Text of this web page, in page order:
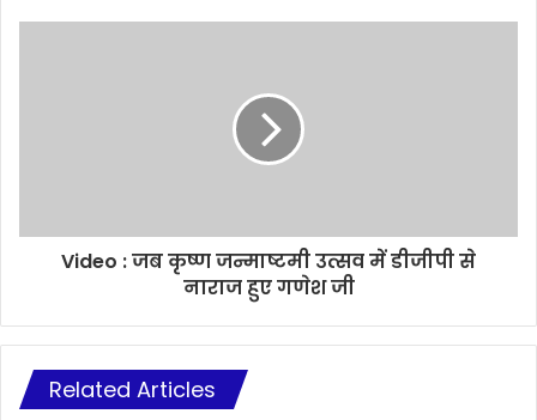
Video : जब कृष्ण जन्माष्टमी उत्सव में डीजीपी से
नाराज हुए गणेश जी
Related Articles